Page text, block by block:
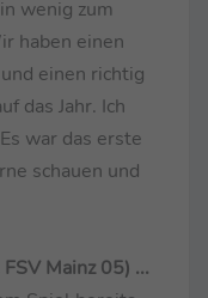
wenig zum
haben einen
einen richtig
das Jahr. Ich
war das erste
schauen und
Mainz 05) ...